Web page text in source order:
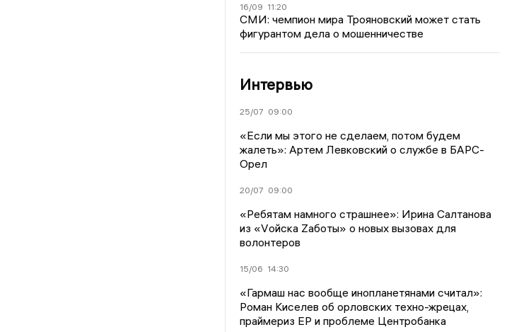
16/09 11:20
СМИ: чемпион мира Трояновский может стать
фигурантом дела о мошенничестве
Интервью
25/07 09:00
«Если мы этого не сделаем, потом будем
жалеть»: Артем Левковский о службе в БАРС-
Орел
20/07 09:00
«Ребятам намного страшнее»: Ирина Салтанова
из «Vойска Zаботы» о новых вызовах для
волонтеров
15/06 14:30
«Гармаш нас вообще инопланетянами считал»:
Роман Киселев об орловских техно-жрецах,
праймериз ЕР и проблеме Центробанка